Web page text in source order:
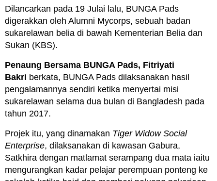
Dilancarkan pada 19 Julai lalu, BUNGA Pads
digerakkan oleh Alumni Mycorps, sebuah badan
sukarelawan belia di bawah Kementerian Belia dan
Sukan (KBS).
Penaung Bersama BUNGA Pads, Fitriyati
Bakri berkata, BUNGA Pads dilaksanakan hasil
pengalamannya sendiri ketika menyertai misi
sukarelawan selama dua bulan di Bangladesh pada
tahun 2017.
Projek itu, yang dinamakan Tiger Widow Social
Enterprise, dilaksanakan di kawasan Gabura,
Satkhira dengan matlamat serampang dua mata iaitu
mengurangkan kadar pelajar perempuan ponteng ke